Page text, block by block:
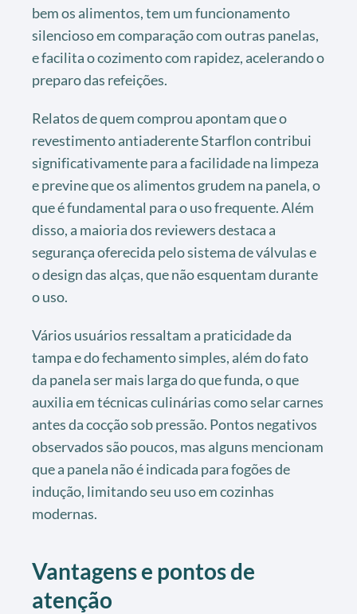
bem os alimentos, tem um funcionamento
silencioso em comparação com outras panelas,
e facilita o cozimento com rapidez, acelerando o
preparo das refeições.
Relatos de quem comprou apontam que o
revestimento antiaderente Starflon contribui
significativamente para a facilidade na limpeza
e previne que os alimentos grudem na panela, o
que é fundamental para o uso frequente. Além
disso, a maioria dos reviewers destaca a
segurança oferecida pelo sistema de válvulas e
o design das alças, que não esquentam durante
o uso.
Vários usuários ressaltam a praticidade da
tampa e do fechamento simples, além do fato
da panela ser mais larga do que funda, o que
auxilia em técnicas culinárias como selar carnes
antes da cocção sob pressão. Pontos negativos
observados são poucos, mas alguns mencionam
que a panela não é indicada para fogões de
indução, limitando seu uso em cozinhas
modernas.
Vantagens e pontos de
atenção